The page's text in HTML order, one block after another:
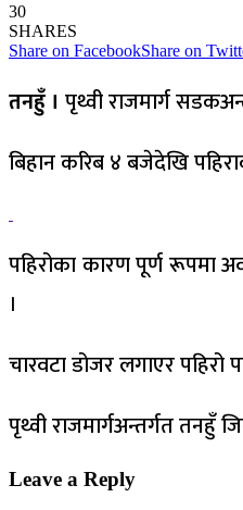
30
SHARES
Share on FacebookShare on
तनहुँ । पृथ्वी राजमार्ग
बिहान करिब ४ बजेदेखि
पहिरोका कारण पूर्ण रूपमा
।
चारवटा डोजर लगाएर
पृथ्वी राजमार्गअन्तर्गत
Leave a Reply